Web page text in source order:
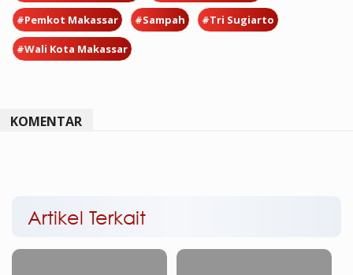
#Pemkot Makassar #Sampah #Tri Sugiarto
#Wali Kota Makassar
KOMENTAR
Artikel Terkait